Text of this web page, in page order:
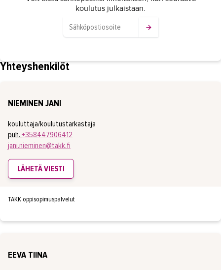
koulutus julkaistaan.
Yhteyshenkilöt
NIEMINEN JANI
kouluttaja/koulutustarkastaja
puh. +358447906412
jani.nieminen@takk.fi
LÄHETÄ VIESTI
TAKK oppisopimuspalvelut
EEVA TIINA